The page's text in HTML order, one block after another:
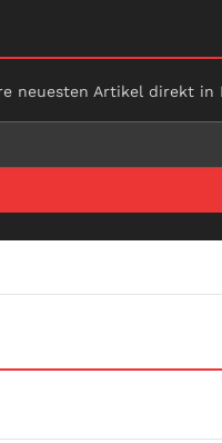
neuesten Artikel direkt